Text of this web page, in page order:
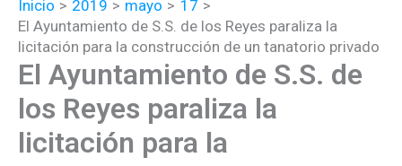
Inicio 2019 mayo
17
El Ayuntamiento de S.S. de los Reyes paraliza la
licitación para la construcción de un tanatorio privado
El Ayuntamiento de S.S. de
los Reyes paraliza la
licitación para la